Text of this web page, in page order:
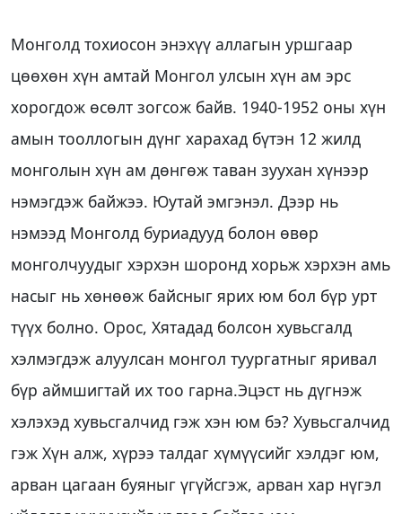
Монголд тохиосон энэхүү аллагын уршгаар
цөөхөн хүн амтай Монгол улсын хүн ам эрс
хорогдож өсөлт зогсож байв. 1940-1952 оны хүн
амын тооллогын дүнг харахад бүтэн 12 жилд
монголын хүн ам дөнгөж таван зуухан хүнээр
нэмэгдэж байжээ. Юутай эмгэнэл. Дээр нь
нэмээд Монголд буриадууд болон өвөр
монголчуудыг хэрхэн шоронд хорьж хэрхэн амь
насыг нь хөнөөж байсныг ярих юм бол бүр урт
түүх болно. Орос, Хятадад болсон хувьсгалд
хэлмэгдэж алуулсан монгол туургатныг яривал
бүр аймшигтай их тоо гарна.Эцэст нь дүгнэж
хэлэхэд хувьсгалчид гэж хэн юм бэ? Хувьсгалчид
гэж Хүн алж, хүрээ талдаг хүмүүсийг хэлдэг юм,
арван цагаан буяныг үгүйсгэж, арван хар нүгэл